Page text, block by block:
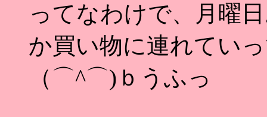
ってなわけで、月曜
か買い物に連れてい
（⌒^⌒)ｂうふっ